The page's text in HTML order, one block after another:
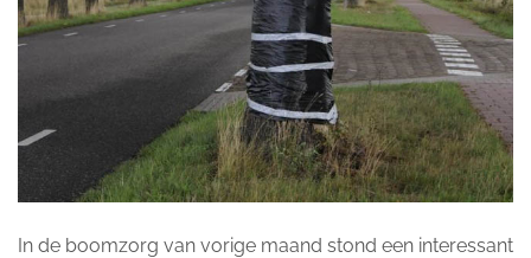
In de boomzorg van vorige maand stond een interessant